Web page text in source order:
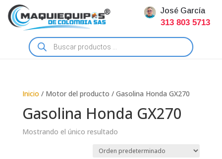
José García
313 803 5713
Búsqueda
de
productos
Inicio / Motor del producto / Gasolina Honda GX270
Gasolina Honda GX270
Mostrando el único resultado